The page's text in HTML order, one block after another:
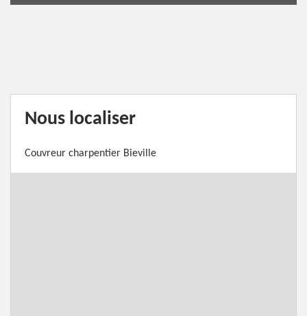
Nous localiser
Couvreur charpentier Bieville